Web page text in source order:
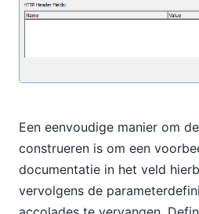
Een eenvoudige manier om
construeren is om een
documentatie in het veld
vervolgens de